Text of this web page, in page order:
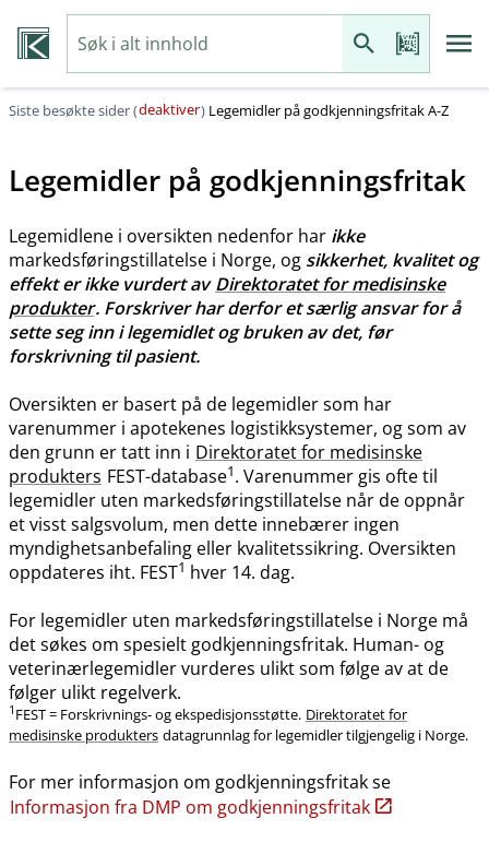
Siste besøkte sider (deaktiver) Legemidler på godkjenningsfritak A-Z
Legemidler på godkjenningsfritak
Legemidlene i oversikten nedenfor har ikke
markedsføringstillatelse i Norge, og sikkerhet, kvalitet og
effekt er ikke vurdert avDirektoratet for medisinske
produkter. Forskriver har derfor et særlig ansvar for å
sette seg inn i legemidlet og bruken av det, før
forskrivning til pasient.
Oversikten er basert på de legemidler som har
varenummer i apotekenes logistikksystemer, og som av
den grunn er tatt inn i Direktoratet for medisinske
produkters FEST-database1. Varenummer gis ofte til
legemidler uten markedsføringstillatelse når de oppnår
et visst salgsvolum, men dette innebærer ingen
myndighetsanbefaling eller kvalitetssikring. Oversikten
oppdateres iht. FEST1 hver 14. dag.
For legemidler uten markedsføringstillatelse i Norge må
det søkes om spesielt godkjenningsfritak. Human- og
veterinærlegemidler vurderes ulikt som følge av at de
følger ulikt regelverk.
1 FEST = Forskrivnings- og ekspedisjonsstøtte. Direktoratet for
medisinske produkters datagrunnlag for legemidler tilgjengelig i Norge.
For mer informasjon om godkjenningsfritak se
Informasjon fra DMP om godkjenningsfritak